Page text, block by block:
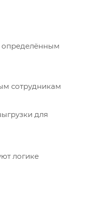
определённым
сотрудникам
для
логике